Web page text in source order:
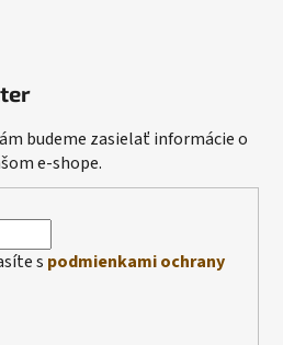
budeme zasielať informácie o
e-shope.
s podmienkami ochrany